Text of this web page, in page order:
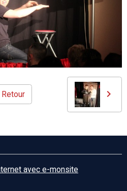
Retour
avec e-monsite